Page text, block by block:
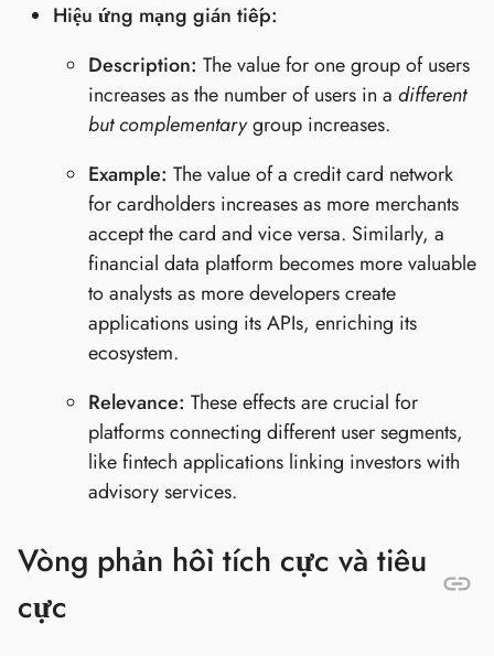
Hiệu ứng mạng gián tiếp:
Description: The value for one group of users
increases as the number of users in a different
but complementarygroup increases.
Example: The value of a credit card network
for cardholders increases as more merchants
accept the card and vice versa. Similarly, a
financial data platform becomes more valuable
to analysts as more developers create
applications using its APIs, enriching its
ecosystem.
Relevance: These effects are crucial for
platforms connecting different user segments,
like fintech applications linking investors with
advisory services.
Vòng phản hồi tích cực và tiêu
cực